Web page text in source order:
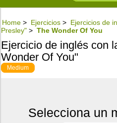
Home > Ejercicios > Ejercicios de
Presley" > The Wonder Of You
Ejercicio de inglés con
Wonder Of You"
Medium
Selecciona un